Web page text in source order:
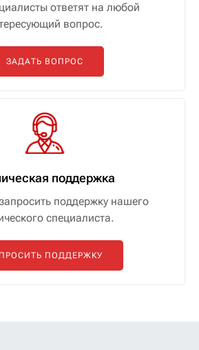
ответят на любой
вопрос.
ЗАДАТЬ ВОПРОС
поддержка
поддержку нашего
специалиста.
ПОДДЕРЖКУ